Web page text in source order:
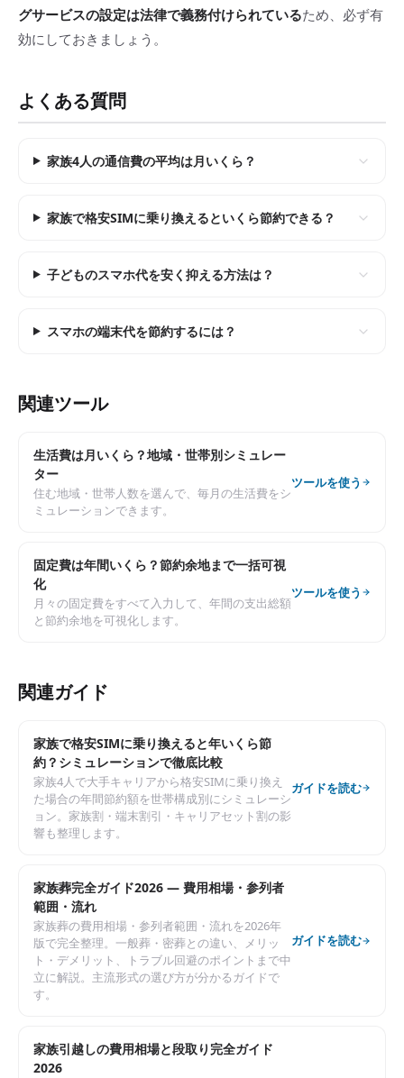
グサービスの設定は法律で義務付けられているため、必ず有
効にしておきましょう。
よくある質問
家族4人の通信費の平均は月いくら？
家族で格安SIMに乗り換えるといくら節約できる？
子どものスマホ代を安く抑える方法は？
スマホの端末代を節約するには？
関連ツール
生活費は月いくら？地域・世帯別シミュレー
ター
住む地域・世帯人数を選んで、毎月の生活費をシ
ミュレーションできます。
ツールを使う
固定費は年間いくら？節約余地まで一括可視
化
月々の固定費をすべて入力して、年間の支出総額
と節約余地を可視化します。
ツールを使う
関連ガイド
家族で格安SIMに乗り換えると年いくら節
約？シミュレーションで徹底比較
家族4人で大手キャリアから格安SIMに乗り換え
た場合の年間節約額を世帯構成別にシミュレーシ
ョン。家族割・端末割引・キャリアセット割の影
響も整理します。
ガイドを読む
家族葬完全ガイド2026 — 費用相場・参列者
範囲・流れ
家族葬の費用相場・参列者範囲・流れを2026年
版で完全整理。一般葬・密葬との違い、メリッ
ト・デメリット、トラブル回避のポイントまで中
立に解説。主流形式の選び方が分かるガイドで
す。
ガイドを読む
家族引越しの費用相場と段取り完全ガイド
2026